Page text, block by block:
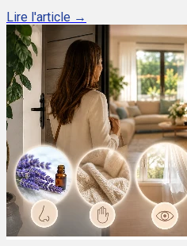
Lire l'article →